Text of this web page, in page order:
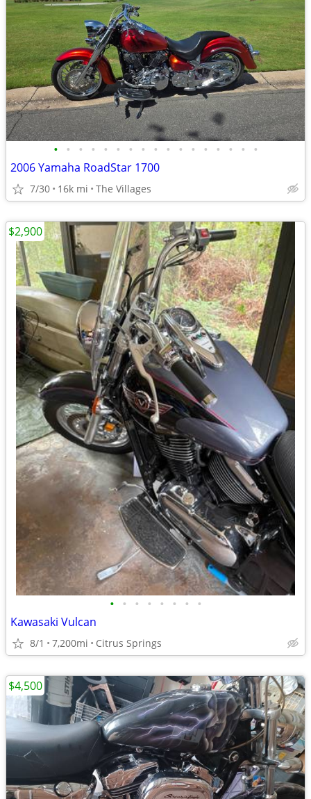
• • • • • • • • • • • • • • • • •
2006 Yamaha RoadStar 1700
7/30 16k mi The Villages
• • • • • • • •
Kawasaki Vulcan
8/1 7,200mi Citrus Springs
$2,900
$4,500